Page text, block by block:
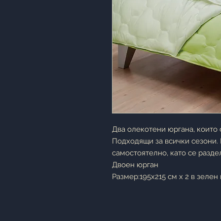
Два олекотени юргана, които
Подходящи за всички сезони.
самостоятелно, като се
Двоен юрган
Размер:195х215 см x 2 в зелен